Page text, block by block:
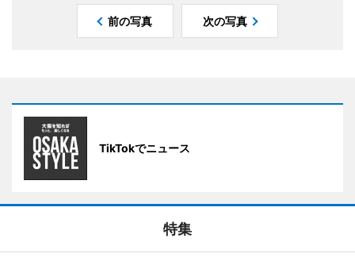
前の写真 次の写真
TikTokでニュース
特集